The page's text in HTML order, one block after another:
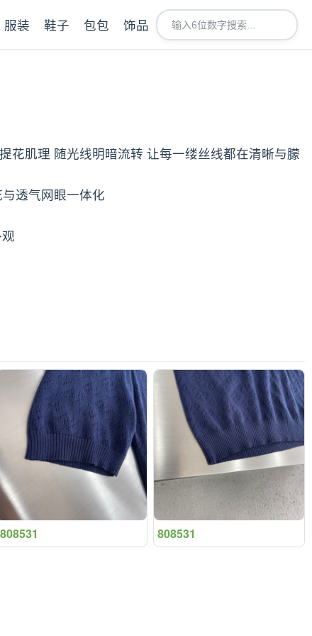
服装 鞋子 包包 饰品
花肌理 随光线明暗流转 让每一缕丝线都在清晰与朦
透气网眼一体化
808531 808531